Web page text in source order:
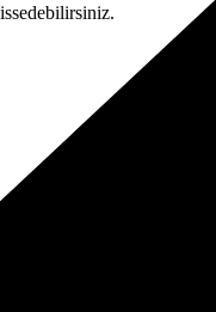
ilk
kıyısında yer alan